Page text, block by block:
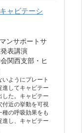
ャビテーシ
ンサポートサ
表講演
関西支部・ヒ
ようにプレート
してキャビテー
た。キャビテー
近の挙動を可視
の呼吸効果をも
し、キャビテー